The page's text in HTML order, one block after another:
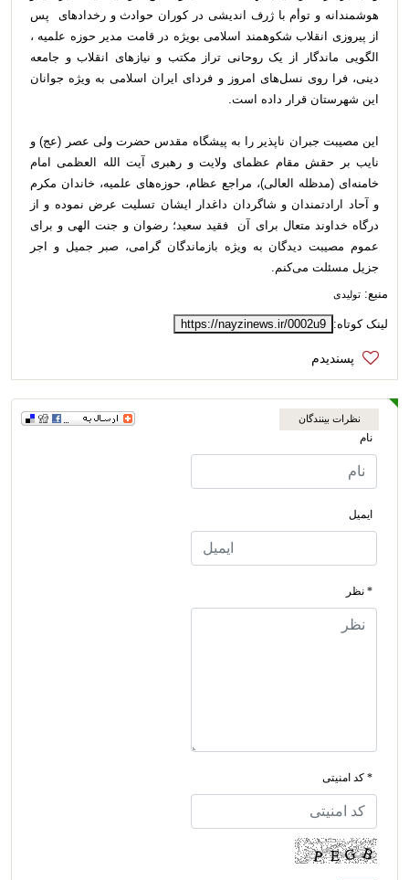
هوشمندانه و توأم با ژرف اندیشی در کوران حوادث و رخداد‌های پس
از پیروزی انقلاب شکوهمند اسلامی بویژه در قامت مدیر حوزه علمیه ،
الگویی ماندگار از یک روحانی تراز مکتب و نیاز‌های انقلاب و جامعه
دینی، فرا روی نسل‌های امروز و فردای ایران اسلامی به ویژه جوانان
این شهرستان قرار داده است.
این مصیبت جبران ناپذیر را به پیشگاه مقدس حضرت ولی عصر (عج) و
نایب بر حقش مقام عظمای ولایت و رهبری آیت الله العظمی امام
خامنه‌ای (مدظله العالی)، مراجع عظام، حوزه‌های علمیه، خاندان مکرم
و آحاد ارادتمندان و شاگردان داغدار ایشان تسلیت عرض نموده و از
درگاه خداوند متعال برای آن فقید سعید؛ رضوان و جنت الهی و برای
عموم مصیبت دیدگان به ویژه بازماندگان گرامی، صبر جمیل و اجر
جزیل مسئلت می‌کنم.
منبع: تولیدی
لینک کوتاه: https://nayzinews.ir/0002u9
نظرات بینندگان
نام
ایمیل
* نظر
* کد امنیتی